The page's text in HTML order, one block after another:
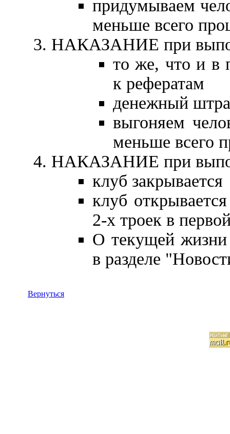
придумываем
меньше всего
НАКАЗАНИЕ при
то же, что и в
к рефератам
денежный
выгоняем
меньше всего
НАКАЗАНИЕ при
клуб закрывается
клуб
2-х троек в
О текущей жизни
в разделе
Вернуться